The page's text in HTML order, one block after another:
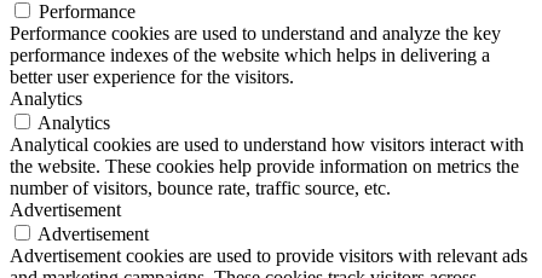
Performance
Performance cookies are used to understand and analyze the key
performance indexes of the website which helps in delivering a
better user experience for the visitors.
Analytics
Analytics
Analytical cookies are used to understand how visitors interact with
the website. These cookies help provide information on metrics the
number of visitors, bounce rate, traffic source, etc.
Advertisement
Advertisement
Advertisement cookies are used to provide visitors with relevant ads